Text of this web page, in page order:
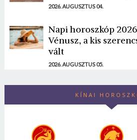
2026. AUGUSZTUS 04.
Napi horoszkóp
Vénusz, a kis
vált
2026. AUGUSZTUS 05.
KÍNAI